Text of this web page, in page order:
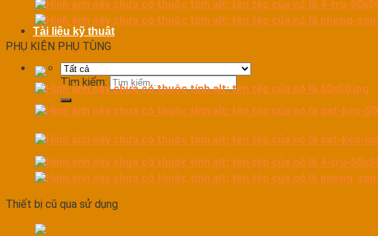
Tài liệu kỹ thuật
Tìm kiếm:
PHỤ KIỆN PHỤ TÙNG
Thiết bị cũ qua sử dụng